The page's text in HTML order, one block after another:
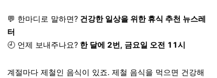
💬 한마디로 말하면? 건강한 일상을 위한 휴식 추천 뉴스레
터
🕘 언제 보내주나요? 한 달에 2번, 금요일 오전 11시
계절마다 제철인 음식이 있죠. 제철 음식을 먹으면 건강해